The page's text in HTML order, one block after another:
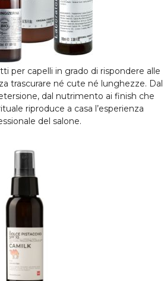
per capelli in grado di rispondere alle
trascurare né cute né lunghezze. Dal
dal nutrimento ai finish che
riproduce a casa l’esperienza
del salone.